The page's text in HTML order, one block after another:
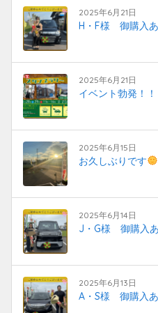
2025年6月21日
H・F様 御購入
2025年6月21日
イベント勃発！！
2025年6月15日
お久しぶりです
2025年6月14日
J・G様 御購入
2025年6月13日
A・S様 御購入